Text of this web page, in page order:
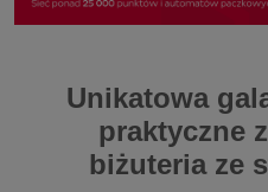
Unikatowa
praktyczne
biżuteria ze